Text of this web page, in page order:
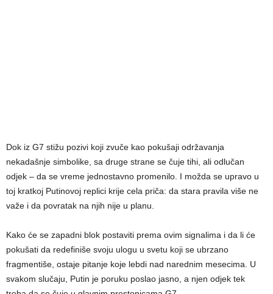
Dok iz G7 stižu pozivi koji zvuče kao pokušaji održavanja
nekadašnje simbolike, sa druge strane se čuje tihi, ali odlučan
odjek – da se vreme jednostavno promenilo. I možda se upravo u
toj kratkoj Putinovoj replici krije cela priča: da stara pravila više ne
važe i da povratak na njih nije u planu.
Kako će se zapadni blok postaviti prema ovim signalima i da li će
pokušati da redefiniše svoju ulogu u svetu koji se ubrzano
fragmentiše, ostaje pitanje koje lebdi nad narednim mesecima. U
svakom slučaju, Putin je poruku poslao jasno, a njen odjek tek